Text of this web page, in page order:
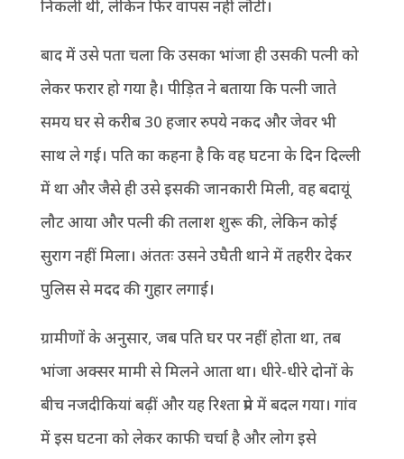
निकली थी, लेकिन फिर वापस नहीं लौटी।
बाद में उसे पता चला कि उसका भांजा ही उसकी पत्नी को
लेकर फरार हो गया है। पीड़ित ने बताया कि पत्नी जाते
समय घर से करीब 30 हजार रुपये नकद और जेवर भी
साथ ले गई। पति का कहना है कि वह घटना के दिन दिल्ली
में था और जैसे ही उसे इसकी जानकारी मिली, वह बदायूं
लौट आया और पत्नी की तलाश शुरू की, लेकिन कोई
सुराग नहीं मिला। अंततः उसने उघैती थाने में तहरीर देकर
पुलिस से मदद की गुहार लगाई।
ग्रामीणों के अनुसार, जब पति घर पर नहीं होता था, तब
भांजा अक्सर मामी से मिलने आता था। धीरे-धीरे दोनों के
बीच नजदीकियां बढ़ीं और यह रिश्ता प्रेम में बदल गया। गांव
में इस घटना को लेकर काफी चर्चा है और लोग इसे